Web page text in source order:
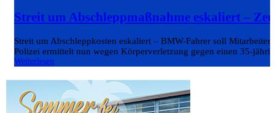
Streit um Abschleppmaßnahme eskaliert –
Streit um Abschleppkosten eskaliert – BMW-Fahrer soll
Polizei ermittelt nun wegen Körperverletzung gegen einen 35-
Weiterlesen